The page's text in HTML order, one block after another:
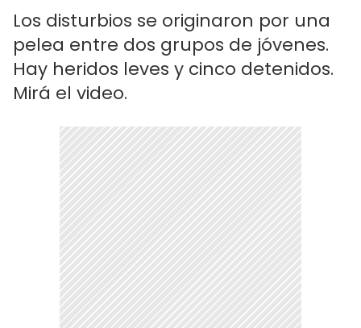
Los disturbios se originaron por una
pelea entre dos grupos de jóvenes.
Hay heridos leves y cinco detenidos.
Mirá el video.